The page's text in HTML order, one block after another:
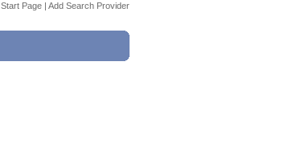
Start Page | Add Search Provider